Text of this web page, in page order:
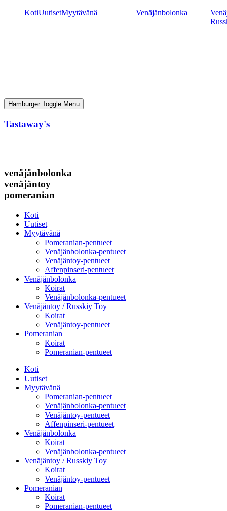
KotiUutisetMyytävänä Venäjänbolonka
Hamburger Toggle Menu
Tastaway's
venäjänbolonka
venäjäntoy
pomeranian
Koti
Uutiset
Myytävänä
Pomeranian-pentueet
Venäjänbolonka-pentueet
Venäjäntoy-pentueet
Affenpinseri-pentueet
Venäjänbolonka
Koirat
Venäjänbolonka-pentueet
Venäjäntoy / Russkiy Toy
Koirat
Venäjäntoy-pentueet
Pomeranian
Koirat
Pomeranian-pentueet
Koti
Uutiset
Myytävänä
Pomeranian-pentueet
Venäjänbolonka-pentueet
Venäjäntoy-pentueet
Affenpinseri-pentueet
Venäjänbolonka
Koirat
Venäjänbolonka-pentueet
Venäjäntoy / Russkiy Toy
Koirat
Venäjäntoy-pentueet
Pomeranian
Koirat
Pomeranian-pentueet